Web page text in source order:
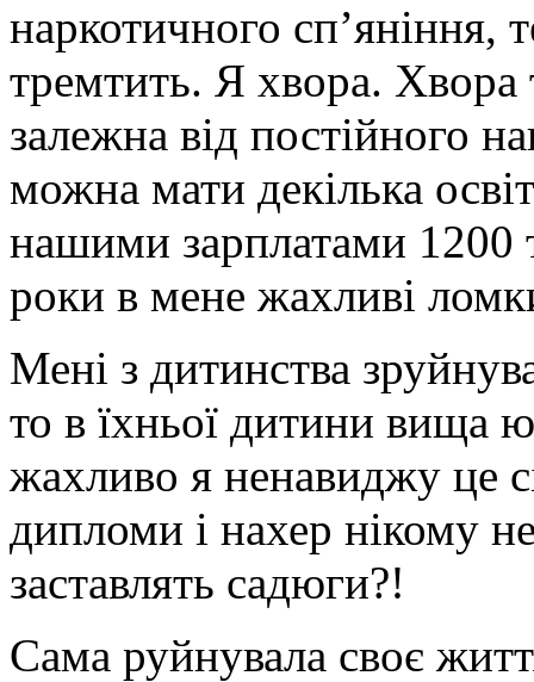
наркотичного сп’яніння,
тремтить. Я хвора.
залежна від постійного
можна мати декілька
нашими зарплатами 1200
роки в мене жахливі
Мені з дитинства
то в їхньої дитини вища
жахливо я ненавиджу це
дипломи і нахер нікому
заставлять садюги?!
Сама руйнувала своє